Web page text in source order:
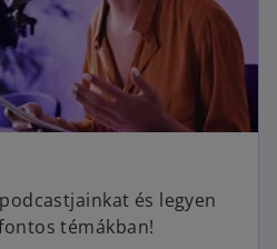
és legyen
témákban!